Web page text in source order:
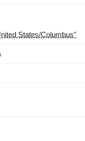
States/Columbus"